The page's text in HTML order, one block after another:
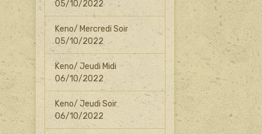
05/10/2022
Keno/ Mercredi Soir
05/10/2022
Keno/ Jeudi Midi
06/10/2022
Keno/ Jeudi Soir
06/10/2022